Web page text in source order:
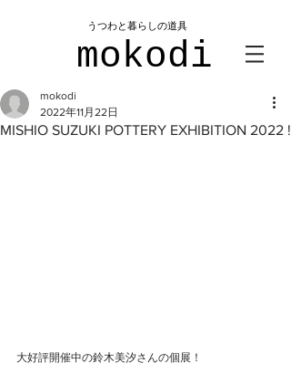
mokodi
​うつわと暮らしの道具
MISHIO SUZUKI POTTERY EXHIBITION 2022 !
mokodi
2022年11月22日
大好評開催中の鈴木美汐さんの個展！